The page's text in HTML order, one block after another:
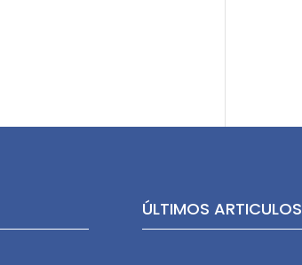
ÚLTIMOS ARTICULOS